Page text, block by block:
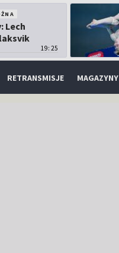
Lech
19:25
RETRANSMISJE MAGAZYNY